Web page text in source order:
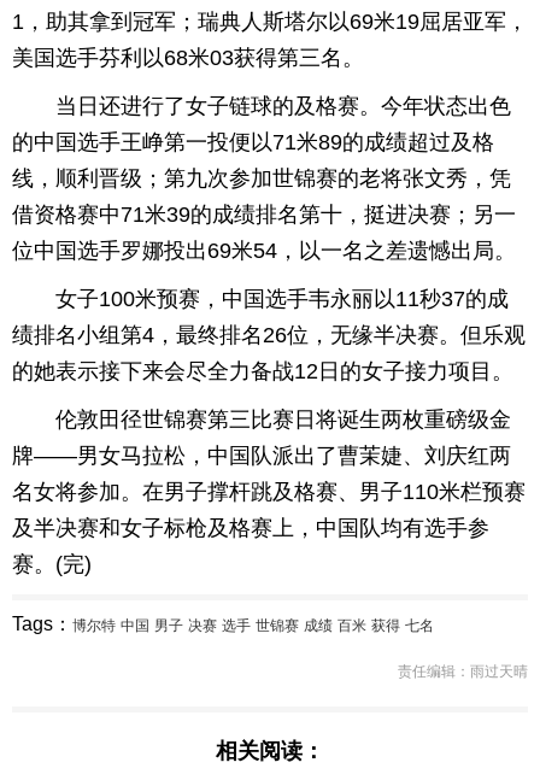
1，助其拿到冠军；瑞典人斯塔尔以69米19屈居亚军，
美国选手芬利以68米03获得第三名。
当日还进行了女子链球的及格赛。今年状态出色
的中国选手王峥第一投便以71米89的成绩超过及格
线，顺利晋级；第九次参加世锦赛的老将张文秀，凭
借资格赛中71米39的成绩排名第十，挺进决赛；另一
位中国选手罗娜投出69米54，以一名之差遗憾出局。
女子100米预赛，中国选手韦永丽以11秒37的成
绩排名小组第4，最终排名26位，无缘半决赛。但乐观
的她表示接下来会尽全力备战12日的女子接力项目。
伦敦田径世锦赛第三比赛日将诞生两枚重磅级金
牌——男女马拉松，中国队派出了曹茉婕、刘庆红两
名女将参加。在男子撑杆跳及格赛、男子110米栏预赛
及半决赛和女子标枪及格赛上，中国队均有选手参
赛。(完)
Tags： 博尔特 中国 男子 决赛 选手 世锦赛 成绩 百米 获得 七名
责任编辑：雨过天晴
相关阅读：